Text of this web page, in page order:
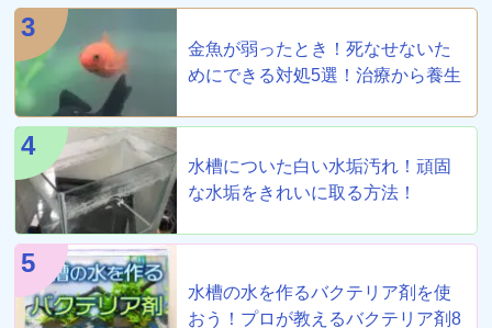
3
金魚が弱ったとき！死なせないた
めにできる対処5選！治療から養生
4
水槽についた白い水垢汚れ！頑固
な水垢をきれいに取る方法！
5
水槽の水を作るバクテリア剤を使
おう！プロが教えるバクテリア剤8